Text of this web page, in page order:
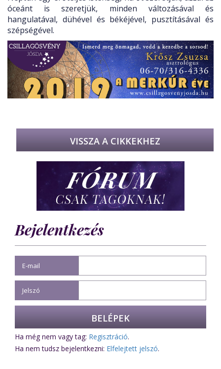
óceánt is szeretjük, minden változásával és
hangulatával, dühével és békéjével, pusztításával és
szépségével.
VISSZA A CIKKEKHEZ
Bejelentkezés
E-mail
Jelszó
Ha még nem vagy tag: Regisztráció.
Ha nem tudsz bejelentkezni: Elfelejtett jelszó.